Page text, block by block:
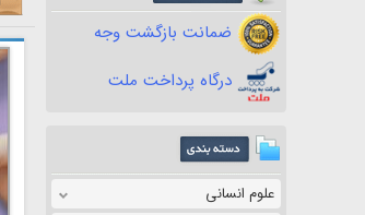
ضمانت بازگشت وجه
درگاه پرداخت ملت
علوم انسانی